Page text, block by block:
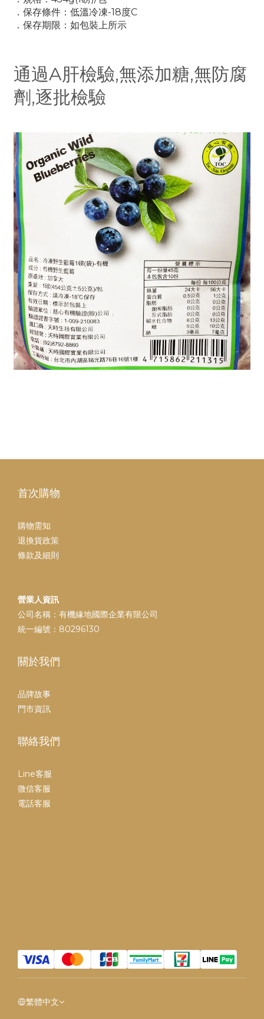
． 保存條件：低溫冷凍-18度C
． 保存期限：如包裝上所示
通過A肝檢驗,無添加糖,無防腐
劑,逐批檢驗
首次購物
購物需知
退換貨政策
條款及細則
營業人資訊
公司名稱：有機緣地國際企業有限公司
統一編號：80296130
關於我們
品牌故事
門市資訊
聯絡我們
Line客服
微信客服
電話客服
繁體中文